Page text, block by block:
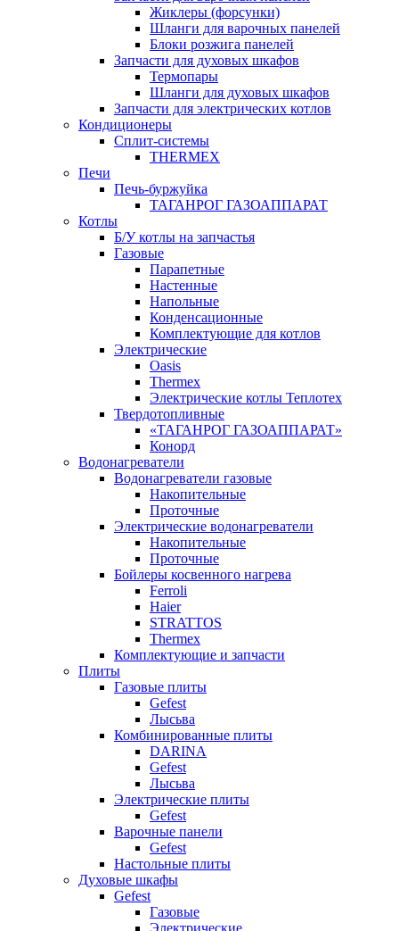
Жиклеры (форсунки)
Шланги для варочных панелей
Блоки розжига панелей
Запчасти для духовых шкафов
Термопары
Шланги для духовых шкафов
Запчасти для электрических котлов
Кондиционеры
Сплит-системы
THERMEX
Печи
Печь-буржуйка
ТАГАНРОГ ГАЗОАППАРАТ
Котлы
Б/У котлы на запчастья
Газовые
Парапетные
Настенные
Напольные
Конденсационные
Комплектующие для котлов
Электрические
Oasis
Thermex
Электрические котлы Теплотех
Твердотопливные
«ТАГАНРОГ ГАЗОАППАРАТ»
Конорд
Водонагреватели
Водонагреватели газовые
Накопительные
Проточные
Электрические водонагреватели
Накопительные
Проточные
Бойлеры косвенного нагрева
Ferroli
Haier
STRATTOS
Thermex
Комплектующие и запчасти
Плиты
Газовые плиты
Gefest
Лысьва
Комбинированные плиты
DARINA
Gefest
Лысьва
Электрические плиты
Gefest
Варочные панели
Gefest
Настольные плиты
Духовые шкафы
Gefest
Газовые
Электрические